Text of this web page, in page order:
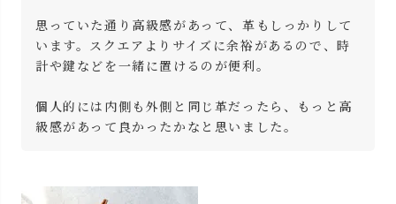
思っていた通り高級感があって、革もしっかりして
います。スクエアよりサイズに余裕があるので、時
計や鍵などを一緒に置けるのが便利。
個人的には内側も外側と同じ革だったら、もっと高
級感があって良かったかなと思いました。